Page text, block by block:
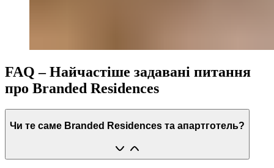
FAQ – Найчастіше задавані питання
про Branded Residences
Чи те саме Branded Residences та апартготель?